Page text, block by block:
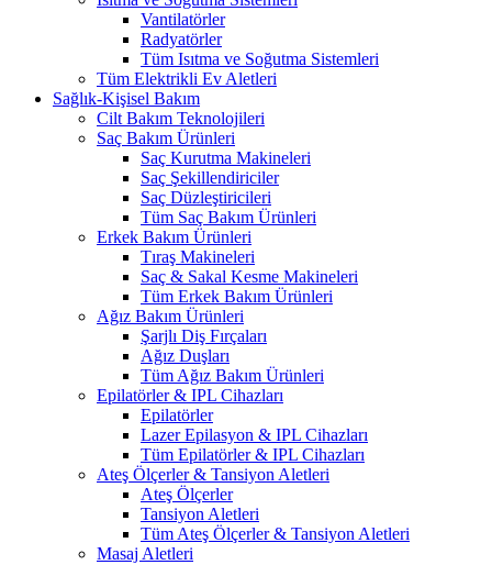
Vantilatörler
Radyatörler
Tüm Isıtma ve Soğutma Sistemleri
Tüm Elektrikli Ev Aletleri
Sağlık-Kişisel Bakım
Cilt Bakım Teknolojileri
Saç Bakım Ürünleri
Saç Kurutma Makineleri
Saç Şekillendiriciler
Saç Düzleştiricileri
Tüm Saç Bakım Ürünleri
Erkek Bakım Ürünleri
Tıraş Makineleri
Saç & Sakal Kesme Makineleri
Tüm Erkek Bakım Ürünleri
Ağız Bakım Ürünleri
Şarjlı Diş Fırçaları
Ağız Duşları
Tüm Ağız Bakım Ürünleri
Epilatörler & IPL Cihazları
Epilatörler
Lazer Epilasyon & IPL Cihazları
Tüm Epilatörler & IPL Cihazları
Ateş Ölçerler & Tansiyon Aletleri
Ateş Ölçerler
Tansiyon Aletleri
Tüm Ateş Ölçerler & Tansiyon Aletleri
Masaj Aletleri